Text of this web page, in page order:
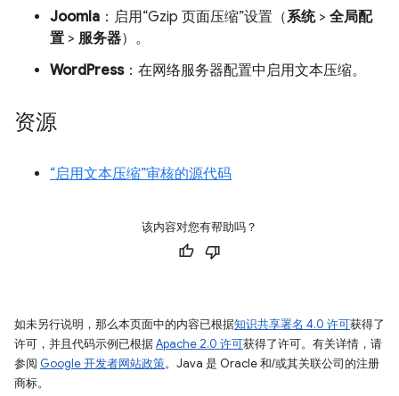
Joomla ：启用“Gzip 页面压缩”设置（系统> 全局配
置 > 服务器）。
WordPress：在网络服务器配置中启用文本压缩。
资源
“启用文本压缩”审核的源代码
该内容对您有帮助吗？
如未另行说明，那么本页面中的内容已根据知识共享署名 4.0 许可获得了
许可，并且代码示例已根据Apache 2.0 许可获得了许可。有关详情，请
参阅 Google 开发者网站政策。Java 是 Oracle 和/或其关联公司的注册
商标。